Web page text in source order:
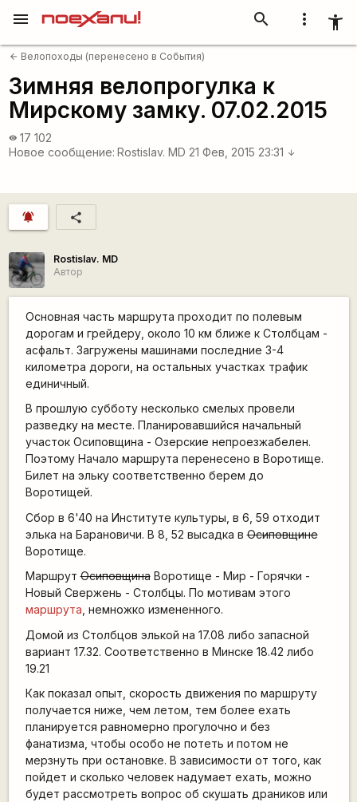
more_vert accessibility_new
search
menu
arrow_back Велопоходы (перенесено в События)
Зимняя велопрогулка к
Мирскому замку. 07.02.2015
visibility 17 102
Новое сообщение: Rostislav. MD 21 Фев, 2015 23:31 arrow_downward
notifications_active share
Rostislav. MD
Автор
Основная часть маршрута проходит по полевым
дорогам и грейдеру, около 10 км ближе к Столбцам -
асфальт. Загружены машинами последние 3-4
километра дороги, на остальных участках трафик
единичный.
В прошлую субботу несколько смелых провели
разведку на месте. Планировавшийся начальный
участок Осиповщина - Озерские непроезжабелен.
Поэтому Начало маршрута перенесено в Воротище.
Билет на эльку соответственно берем до
Воротищей.
Сбор в 6'40 на Институте культуры, в 6, 59 отходит
элька на Барановичи. В 8, 52 высадка вОсиповщине
Воротище.
МаршрутОсиповщинаВоротище - Мир - Горячки -
Новый Свержень - Столбцы. По мотивам этого
маршрута , немножко измененного.
Домой из Столбцов элькой на 17.08 либо запасной
вариант 17.32. Соответственно в Минске 18.42 либо
19.21
Как показал опыт, скорость движения по маршруту
получается ниже, чем летом, тем более ехать
планируется равномерно прогулочно и без
фанатизма, чтобы особо не потеть и потом не
мерзнуть при остановке. В зависимости от того, как
пойдет и сколько человек надумает ехать, можно
будет рассмотреть вопрос об скушать драников или